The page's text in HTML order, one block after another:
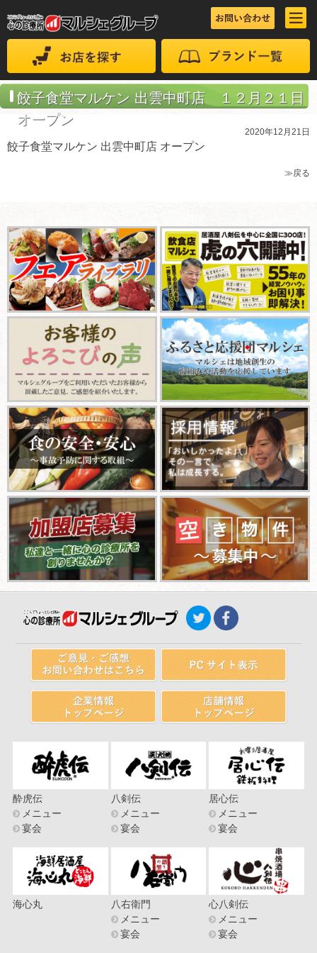
餃子食堂マルケン 出雲中町店 １２月２１日
オープン
2020年12月21日
餃子食堂マルケン 出雲中町店 オープン
≫戻る
酔虎伝
メニュー
宴会
八剣伝
メニュー
宴会
居心伝
メニュー
宴会
海心丸
八右衛門
メニュー
宴会
心八剣伝
メニュー
宴会